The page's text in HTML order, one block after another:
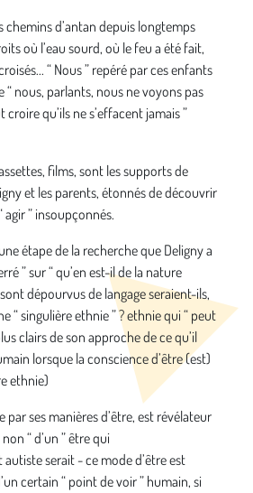
chemins d’antan depuis longtemps
où l’eau sourd, où le feu a été fait,
“ Nous ” repéré par ces enfants
“ nous, parlants, nous ne voyons pas
qu’ils ne s’effacent jamais ”
films, sont les supports de
et les parents, étonnés de découvrir
agir ” insoupçonnés.
étape de la recherche que Deligny a
” sur “ qu’en est-il de la nature
dépourvus de langage seraient-ils,
“ singulière ethnie ” ? ethnie qui “ peut
clairs de son approche de ce qu’il
lorsque la conscience d’être (est)
ethnie)
par ses manières d’être, est révélateur
“ d’un ” être qui
serait - ce mode d’être est
certain “ point de voir ” humain, si